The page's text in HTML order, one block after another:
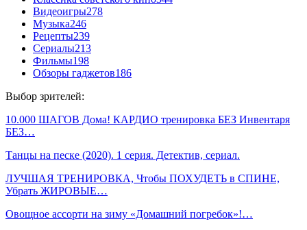
Видеоигры278
Музыка246
Рецепты239
Сериалы213
Фильмы198
Обзоры гаджетов186
Выбор зрителей:
10.000 ШАГОВ Дома! КАРДИО тренировка БЕЗ Инвентаря
БЕЗ…
Танцы на песке (2020). 1 серия. Детектив, сериал.
ЛУЧШАЯ ТРЕНИРОВКА, Чтобы ПОХУДЕТЬ в СПИНЕ,
Убрать ЖИРОВЫЕ…
Овощное ассорти на зиму «Домашний погребок»!…